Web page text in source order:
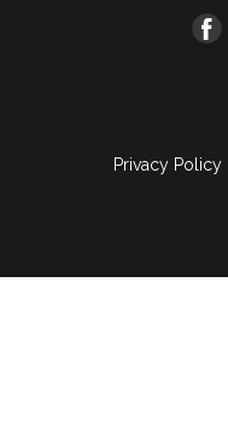
Privacy Policy|